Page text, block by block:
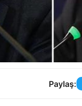
Paylaş: